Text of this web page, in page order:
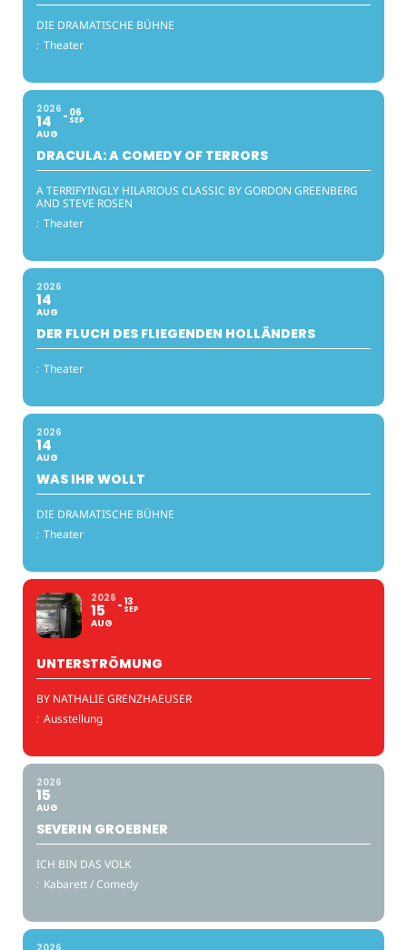
DIE DRAMATISCHE BÜHNE
: Theater
2026
14
AUG
06
SEP
DRACULA: A COMEDY OF TERRORS
A TERRIFYINGLY HILARIOUS CLASSIC BY GORDON GREENBERG
AND STEVE ROSEN
: Theater
2026
14
AUG
DER FLUCH DES FLIEGENDEN HOLLÄNDERS
: Theater
2026
14
AUG
WAS IHR WOLLT
DIE DRAMATISCHE BÜHNE
: Theater
2026
15
AUG
13
SEP
UNTERSTRÖMUNG
BY NATHALIE GRENZHAEUSER
: Ausstellung
2026
15
AUG
SEVERIN GROEBNER
ICH BIN DAS VOLK
: Kabarett / Comedy